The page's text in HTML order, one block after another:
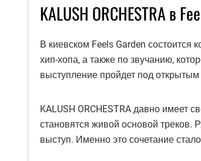
KALUSH ORCHESTRA в
В киевском Feels Garden состоится
хип-хопа, а также по звучанию,
выступление пройдет под открытым
KALUSH ORCHESTRA давно имеет
становятся живой основой треков.
выступ. Именно это сочетание